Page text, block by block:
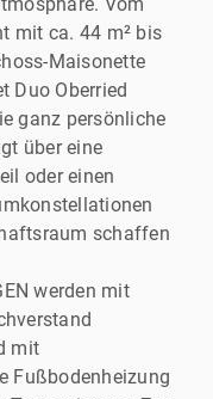
mit ca. 44 m² bis
Maisonette
Duo Oberried
ganz persönliche
über eine
oder einen
schaffen
werden mit
mit
Fußbodenheizung